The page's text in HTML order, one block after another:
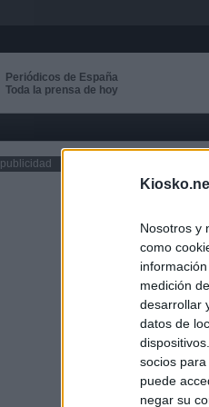
Nosotros y
como
medición
desarrollar
datos de
socios
puede
negar su
Periódicos de España
Toda la prensa de hoy
publicidad